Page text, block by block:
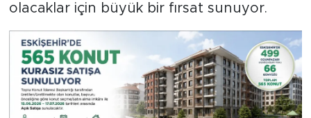
olacaklar için büyük bir fırsat sunuyor.